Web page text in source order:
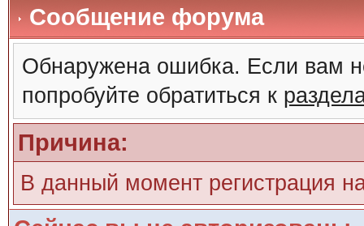
Сообщение форума
Обнаружена ошибка. Если вам
попробуйте обратиться к
Причина:
В данный момент регистрация